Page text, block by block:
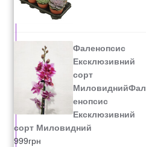
Фаленопсис
Ексклюзивний
сорт
МиловиднийФал
енопсис
Ексклюзивний
сорт Миловидний
999грн